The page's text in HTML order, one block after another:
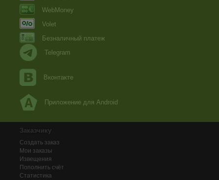
WebMoney
Volet
Безналичный платеж
Telegram
Вконтакте
Приложение для Android
Заказчику
Создать заказ
Мои заказы
Извещения
Пополнить счёт
Статистика